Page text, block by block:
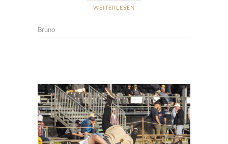
WEITERLESEN
Bruno